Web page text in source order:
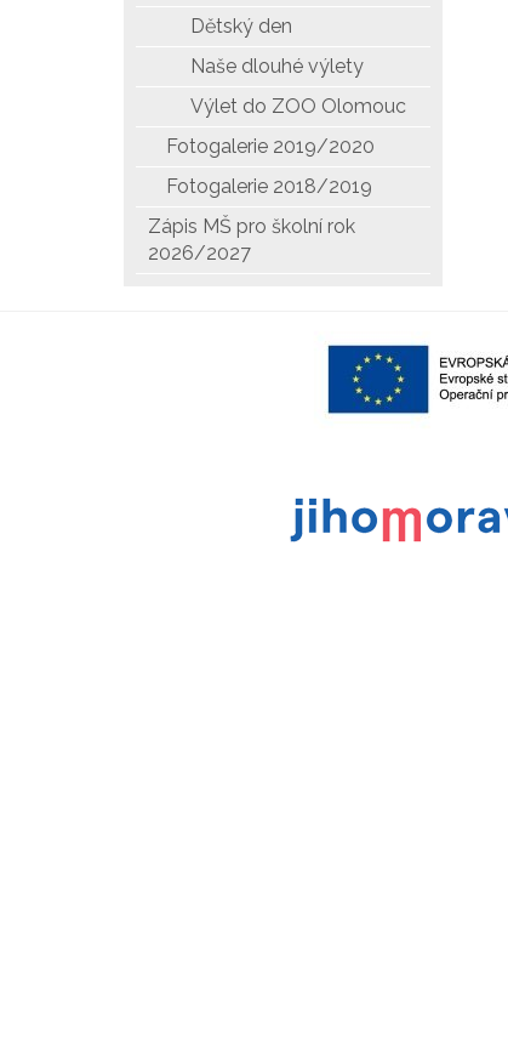
Dětský den
Naše dlouhé výlety
Výlet do ZOO Olomouc
Fotogalerie 2019/2020
Fotogalerie 2018/2019
Zápis MŠ pro školní rok
2026/2027